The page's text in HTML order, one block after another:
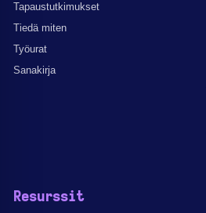
Tapaustutkimukset
Tiedä miten
Työurat
Sanakirja
Resurssit